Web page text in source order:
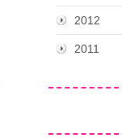
2012
2011